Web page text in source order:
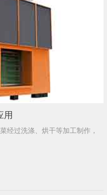
用
经过洗涤、烘干等加工制作，